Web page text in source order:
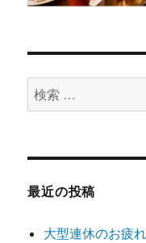
検
索
象:
最近の投稿
大型連休のお疲